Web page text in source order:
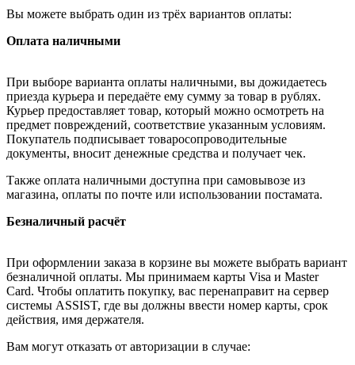
Вы можете выбрать один из трёх вариантов оплаты:
Оплата наличными
При выборе варианта оплаты наличными, вы дожидаетесь
приезда курьера и передаёте ему сумму за товар в рублях.
Курьер предоставляет товар, который можно осмотреть на
предмет повреждений, соответствие указанным условиям.
Покупатель подписывает товаросопроводительные
документы, вносит денежные средства и получает чек.
Также оплата наличными доступна при самовывозе из
магазина, оплаты по почте или использовании постамата.
Безналичный расчёт
При оформлении заказа в корзине вы можете выбрать вариант
безналичной оплаты. Мы принимаем карты Visa и Master
Card. Чтобы оплатить покупку, вас перенаправит на сервер
системы ASSIST, где вы должны ввести номер карты, срок
действия, имя держателя.
Вам могут отказать от авторизации в случае: